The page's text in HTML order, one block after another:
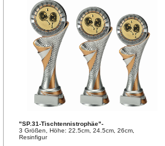
"SP.31-Tischtennistrophäe"-
3 Größen, Höhe: 22.5cm, 24.5cm, 26cm,
Resinfigur